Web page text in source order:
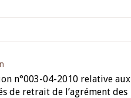
n°003-04-2010 relative aux
de retrait de l’agrément des